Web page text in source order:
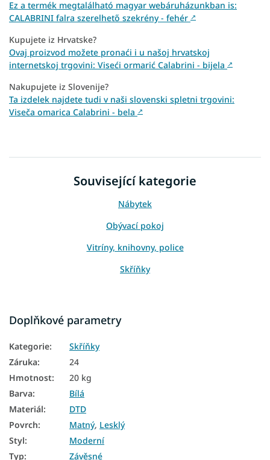
Ez a termék megtalálható magyar webáruházunkban is:
CALABRINI falra szerelhető szekrény - fehér ↗
Kupujete iz Hrvatske?
Ovaj proizvod možete pronaći i u našoj hrvatskoj
internetskoj trgovini: Viseći ormarić Calabrini - bijela ↗
Nakupujete iz Slovenije?
Ta izdelek najdete tudi v naši slovenski spletni trgovini:
Viseča omarica Calabrini - bela ↗
Související kategorie
Nábytek
Obývací pokoj
Vitríny, knihovny, police
Skříňky
Doplňkové parametry
Kategorie:
Skříňky
Záruka:
24
Hmotnost:
20 kg
Barva:
Bílá
Materiál:
DTD
Povrch: Matný, Lesklý
Styl:
Moderní
Typ: Závěsné